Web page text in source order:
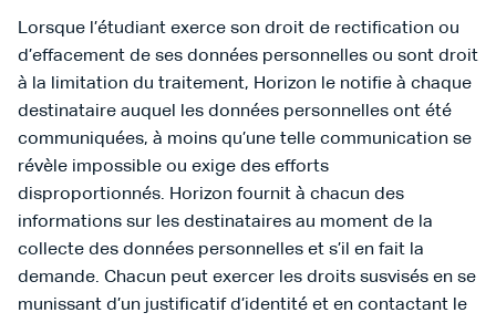
Lorsque l’étudiant exerce son droit de rectification ou
d’effacement de ses données personnelles ou sont droit
à la limitation du traitement, Horizon le notifie à chaque
destinataire auquel les données personnelles ont été
communiquées, à moins qu’une telle communication se
révèle impossible ou exige des efforts
disproportionnés. Horizon fournit à chacun des
informations sur les destinataires au moment de la
collecte des données personnelles et s’il en fait la
demande. Chacun peut exercer les droits susvisés en se
munissant d’un justificatif d’identité et en contactant le